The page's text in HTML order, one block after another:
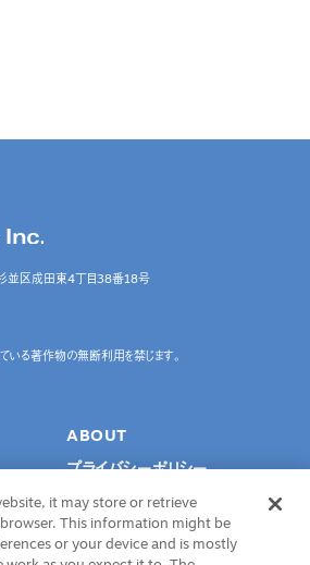
並区成田東4丁目38番18号
いる著作物の無断利用を禁じます。
ABOUT
プライバシーポリシー
Cookie Settings
it may store or retrieve
This information might be
or your device and is mostly